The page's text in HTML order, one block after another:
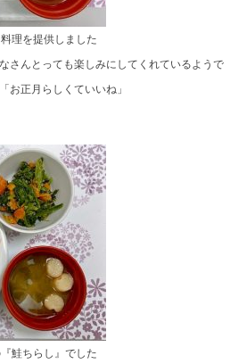
理を提供しました
さんとっても楽しみにしてくれているようで
お正月らしくていいね」
鮭ちらし』でした